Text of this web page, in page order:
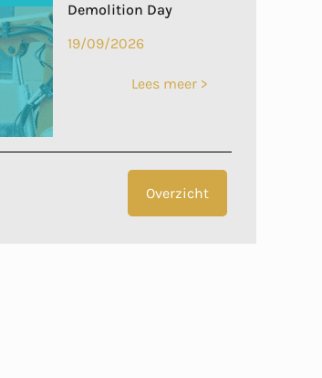
Demolition Day
19/09/2026
Lees meer >
Overzicht